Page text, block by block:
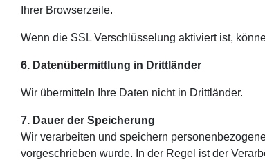
Ihrer Browserzeile.
Wenn die SSL Verschlüsselung aktiviert ist,
6. Datenübermittlung in Drittländer
Wir übermitteln Ihre Daten nicht in Drittländer.
7. Dauer der Speicherung
Wir verarbeiten und speichern
vorgeschrieben wurde. In der Regel ist der